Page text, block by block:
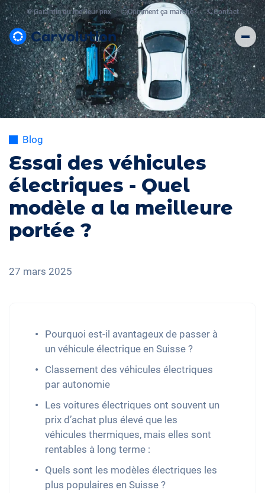
💸Garantie du meilleur prix 🤔Comment ça marche? 📞Contact
Blog
Essai des véhicules
électriques - Quel
modèle a la meilleure
portée ?
27 mars 2025
Pourquoi est-il avantageux de passer à
un véhicule électrique en Suisse ?
Classement des véhicules électriques
par autonomie
Les voitures électriques ont souvent un
prix d’achat plus élevé que les
véhicules thermiques, mais elles sont
rentables à long terme :
Quels sont les modèles électriques les
plus populaires en Suisse ?